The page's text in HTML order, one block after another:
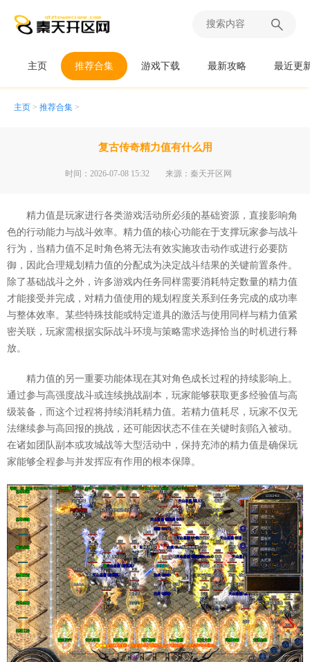
主页 推荐合集 游戏下载 最新攻略 最近更
主页 > 推荐合集 >
复古传奇精力值有什么用
时间：2026-07-08 15:32 来源：秦天开区网
精力值是玩家进行各类游戏活动所必须的基础资源，直接影响角
色的行动能力与战斗效率。精力值的核心功能在于支撑玩家参与战斗
行为，当精力值不足时角色将无法有效实施攻击动作或进行必要防
御，因此合理规划精力值的分配成为决定战斗结果的关键前置条件。
除了基础战斗之外，许多游戏内任务同样需要消耗特定数量的精力值
才能接受并完成，对精力值使用的规划程度关系到任务完成的成功率
与整体效率。某些特殊技能或特定道具的激活与使用同样与精力值紧
密关联，玩家需根据实际战斗环境与策略需求选择恰当的时机进行释
放。
精力值的另一重要功能体现在其对角色成长过程的持续影响上。
通过参与高强度战斗或连续挑战副本，玩家能够获取更多经验值与高
级装备，而这个过程将持续消耗精力值。若精力值耗尽，玩家不仅无
法继续参与高回报的挑战，还可能因状态不佳在关键时刻陷入被动。
在诸如团队副本或攻城战等大型活动中，保持充沛的精力值是确保玩
家能够全程参与并发挥应有作用的根本保障。